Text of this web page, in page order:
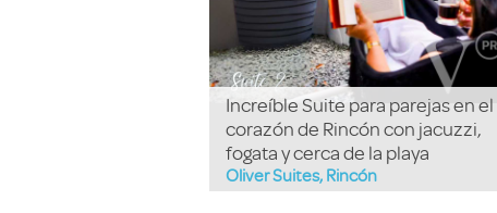
Increíble Suite para parejas en el
corazón de Rincón con jacuzzi,
fogata y cerca de la playa
Oliver Suites, Rincón